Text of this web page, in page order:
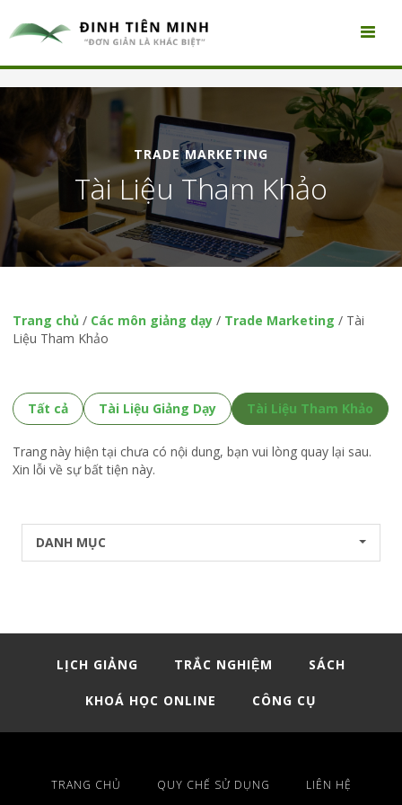
TRADE MARKETING
Tài Liệu Tham Khảo
Trang chủ / Các môn giảng dạy/ Trade Marketing / Tài
Liệu Tham Khảo
Tất cả Tài Liệu Giảng Dạy Tài Liệu Tham Khảo
Trang này hiện tại chưa có nội dung, bạn vui lòng quay lại sau.
Xin lỗi về sự bất tiện này.
DANH MỤC
LỊCH GIẢNG TRẮC NGHIỆM SÁCH
KHOÁ HỌC ONLINE CÔNG CỤ
TRANG CHỦ QUY CHẾ SỬ DỤNG LIÊN HỆ